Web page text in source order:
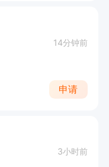
14分钟前
申请
3小时前